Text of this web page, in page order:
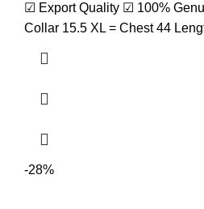
☑ Export Quality ☑ 100%
Collar 15.5 XL = Chest 44
-28%